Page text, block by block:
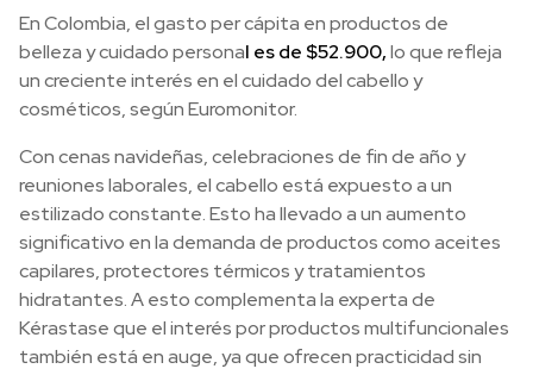
En Colombia, el gasto per cápita en productos de
belleza y cuidado personal es de $52.900,lo que refleja
un creciente interés en el cuidado del cabello y
cosméticos, según Euromonitor.
Con cenas navideñas, celebraciones de fin de año y
reuniones laborales, el cabello está expuesto a un
estilizado constante. Esto ha llevado a un aumento
significativo en la demanda de productos como aceites
capilares, protectores térmicos y tratamientos
hidratantes. A esto complementa la experta de
Kérastase que el interés por productos multifuncionales
también está en auge, ya que ofrecen practicidad sin